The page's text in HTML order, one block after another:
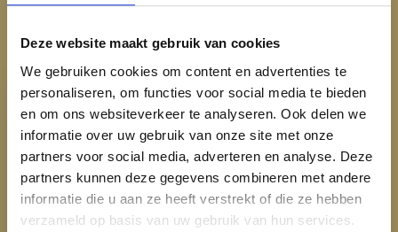
Deze website maakt gebruik van cookies
We gebruiken cookies om content en advertenties te
personaliseren, om functies voor social media te bieden
en om ons websiteverkeer te analyseren. Ook delen we
informatie over uw gebruik van onze site met onze
partners voor social media, adverteren en analyse. Deze
partners kunnen deze gegevens combineren met andere
informatie die u aan ze heeft verstrekt of die ze hebben
verzameld op basis van uw gebruik van hun services.
ACCESSOIRES
Maak je aankoop compleet
QHP Knotband Twinkle -
Zwart